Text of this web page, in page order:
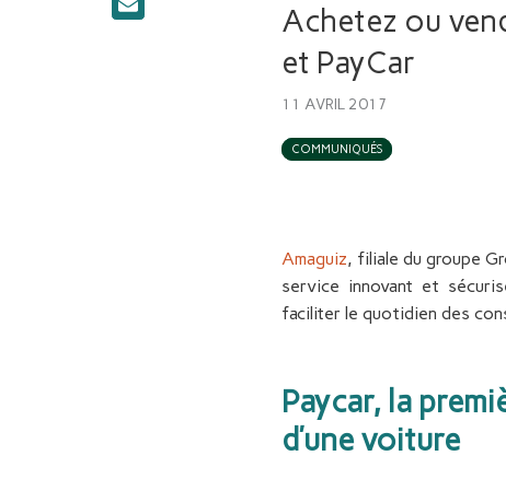
Achetez ou
et PayCar
11 AVRIL 2017
COMMUNIQUÉS
Amaguiz, filiale du groupe
service innovant et
faciliter le quotidien des
Paycar, la
d’une voiture